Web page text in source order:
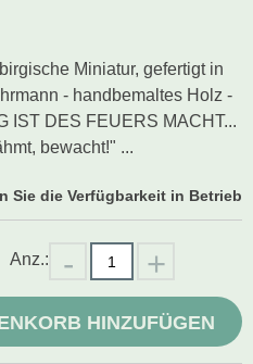
Miniatur, gefertigt in
- handbemaltes Holz -
IST DES FEUERS MACHT...
bewacht!" ...
Sie die Verfügbarkeit in Betrieb
Anz.:
HINZUFÜGEN